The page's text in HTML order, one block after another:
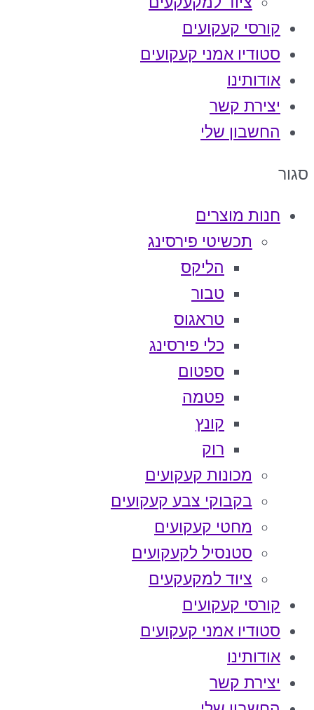
קורסי קעקועים
סטודיו אמני קעקועים
אודותינו
יצירת קשר
החשבון שלי
סגור
חנות מוצרים
תכשיטי פירסינג
הליקס
טבור
טראגוס
כלי פירסינג
ספטום
פטמה
קונץ
רוק
מכונות קעקועים
בקבוקי צבע קעקועים
מחטי קעקועים
סטנסיל לקעקועים
ציוד למקעקעים
קורסי קעקועים
סטודיו אמני קעקועים
אודותינו
יצירת קשר